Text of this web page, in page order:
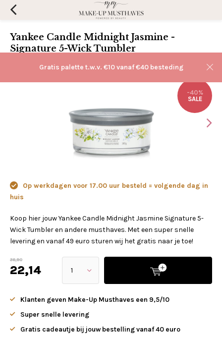
Gratis palette t.w.v. €10 vanaf €40 besteding
Yankee Candle Midnight Jasmine -
Signature 5-Wick Tumbler
-40%
SALE
Op werkdagen voor 17.00 uur besteld = volgende dag in
huis
Koop hier jouw Yankee Candle Midnight Jasmine Signature 5-
Wick Tumbler en andere musthaves. Met een super snelle
levering en vanaf 49 euro sturen wij het gratis naar je toe!
36,90
22,14
Klanten geven Make-Up Musthaves een 9,5/10
Super snelle levering
Gratis cadeautje bij jouw bestelling vanaf 40 euro